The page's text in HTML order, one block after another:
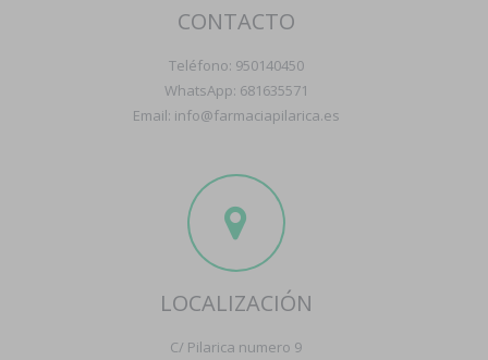
CONTACTO
Teléfono: 950140450
WhatsApp: 681635571
Email: info@farmaciapilarica.es
LOCALIZACIÓN
C/ Pilarica numero 9